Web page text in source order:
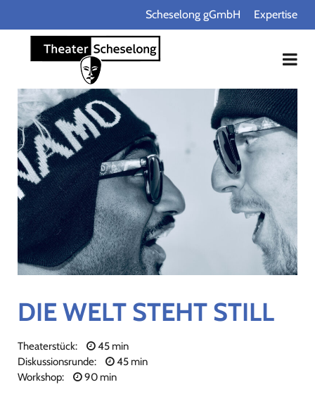
Scheselong gGmbH Expertise
DIE WELT STEHT STILL
Theaterstück:
45 min
Diskussionsrunde:
45 min
Workshop:
90 min